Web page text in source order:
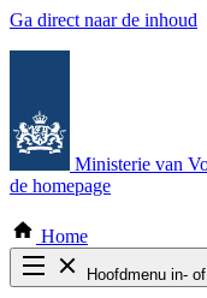
Ga direct naar de inhoud
Ministerie van
de homepage
Home
Hoofdmenu in-